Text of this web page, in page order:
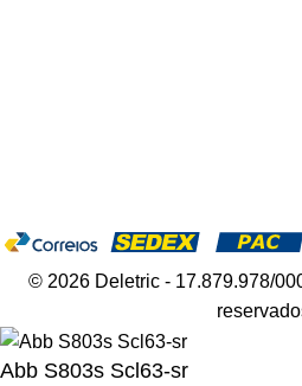
© 2026 Deletric - 17.879.978/
Abb S803s Scl63-sr